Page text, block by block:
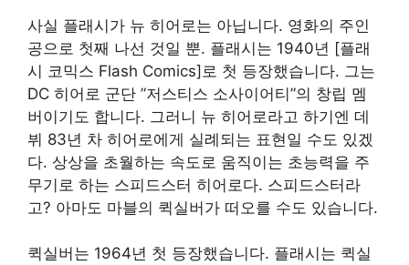
사실 플래시가 뉴 히어로는 아닙니다. 영화의 주인
공으로 첫째 나선 것일 뿐. 플래시는 1940년 [플래
시 코믹스 Flash Comics]로 첫 등장했습니다. 그는
DC 히어로 군단 ”저스티스 소사이어티”의 창립 멤
버이기도 합니다. 그러니 뉴 히어로라고 하기엔 데
뷔 83년 차 히어로에게 실례되는 표현일 수도 있겠
다. 상상을 초월하는 속도로 움직이는 초능력을 주
무기로 하는 스피드스터 히어로다. 스피드스터라
고? 아마도 마블의 퀵실버가 떠오를 수도 있습니다.
퀵실버는 1964년 첫 등장했습니다. 플래시는 퀵실